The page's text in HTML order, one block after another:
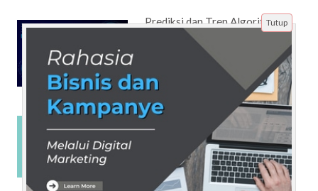
Prediksi dan Tren Algoritma
YouTube 2024: Apa yang Akan
Strategi SEO yang Aman dari
Dampak Google Core Update
Tutup